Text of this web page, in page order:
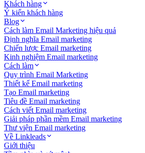
Khách hàng
Ý kiến khách hàng
Blog
Cách làm Email Marketing hiệu quả
Định nghĩa Email marketing
Chiến lược Email marketing
Kinh nghiệm Email marketing
Cách làm
Quy trình Email Marketing
Thiết kế Email marketing
Tạo Email marketing
Tiêu đề Email marketing
Cách viết Email marketing
Giải pháp phần mềm Email marketing
Thư viện Email marketing
Về Linkleads
Giới thiệu